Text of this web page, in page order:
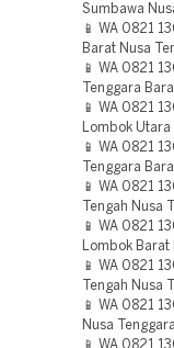
Sumbawa
📱 WA 0821
Barat Nusa
📱 WA 0821
Tenggara
📱 WA 0821
Lombok
📱 WA 0821
Tenggara
📱 WA 0821
Tengah Nusa
📱 WA 0821
Lombok
📱 WA 0821
Tengah Nusa
📱 WA 0821
Nusa
📱 WA 0821